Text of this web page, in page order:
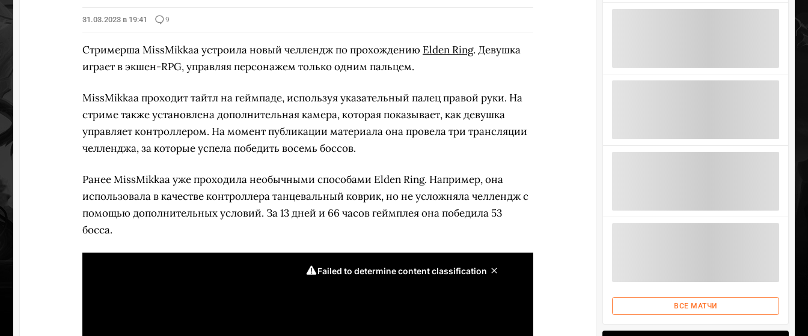
31.03.2023 в 19:41 9
Стримерша MissMikkaa устроила новый челлендж по прохождению Elden Ring. Девушка
играет в экшен-RPG, управляя персонажем только одним пальцем.
MissMikkaa проходит тайтл на геймпаде, используя указательный палец правой руки. На
стриме также установлена дополнительная камера, которая показывает, как девушка
управляет контроллером. На момент публикации материала она провела три трансляции
челленджа, за которые успела победить восемь боссов.
Ранее MissMikkaa уже проходила необычными способами Elden Ring. Например, она
использовала в качестве контроллера танцевальный коврик, но не усложняла челлендж с
помощью дополнительных условий. За 13 дней и 66 часов геймплея она победила 53
босса.
ВСЕ МАТЧИ